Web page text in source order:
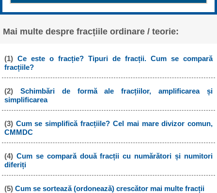
Mai multe despre fracțiile ordinare / teorie:
(1) Ce este o fracție? Tipuri de fracții. Cum se compară
fracțiile?
(2) Schimbări de formă ale fracțiilor, amplificarea și
simplificarea
(3) Cum se simplifică fracțiile? Cel mai mare divizor comun,
CMMDC
(4) Cum se compară două fracții cu numărători și numitori
diferiți
(5) Cum se sortează (ordonează) crescător mai multe fracții